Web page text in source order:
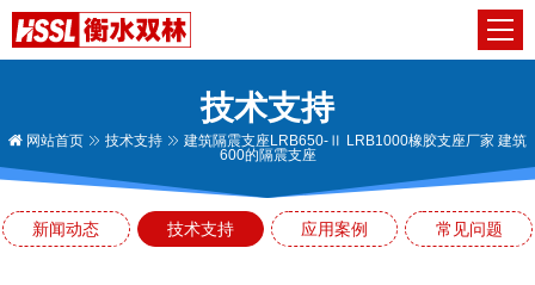
技术支持
网站首页 技术支持
建筑隔震支座LRB650-Ⅱ LRB1000橡胶支座厂家 建筑
600的隔震支座
新闻动态 技术支持 应用案例 常见问题